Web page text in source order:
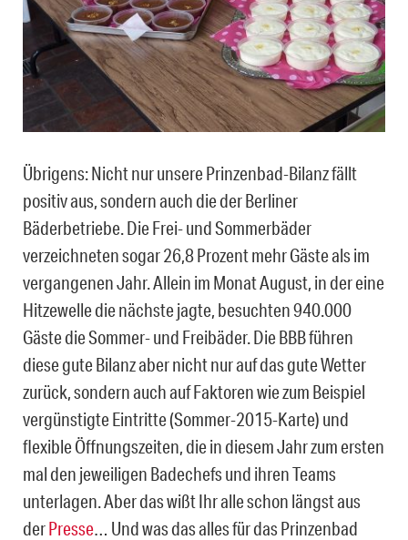
Übrigens: Nicht nur unsere Prinzenbad-Bilanz fällt
positiv aus, sondern auch die der Berliner
Bäderbetriebe. Die Frei- und Sommerbäder
verzeichneten sogar 26,8 Prozent mehr Gäste als im
vergangenen Jahr. Allein im Monat August, in der eine
Hitzewelle die nächste jagte, besuchten 940.000
Gäste die Sommer- und Freibäder. Die BBB führen
diese gute Bilanz aber nicht nur auf das gute Wetter
zurück, sondern auch auf Faktoren wie zum Beispiel
vergünstigte Eintritte (Sommer-2015-Karte) und
flexible Öffnungszeiten, die in diesem Jahr zum ersten
mal den jeweiligen Badechefs und ihren Teams
unterlagen. Aber das wißt Ihr alle schon längst aus
derPresse… Und was das alles für das Prinzenbad